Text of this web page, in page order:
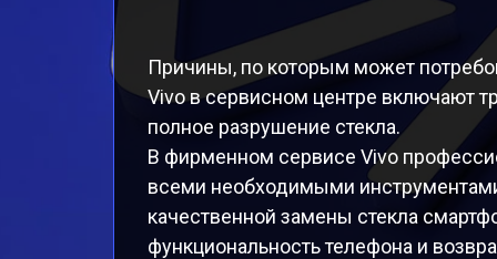
Причины, по которым может
Vivo в сервисном центре включают
полное разрушение стекла.
В фирменном сервисе Vivo
всеми необходимыми
качественной замены стекла
функциональность телефона и